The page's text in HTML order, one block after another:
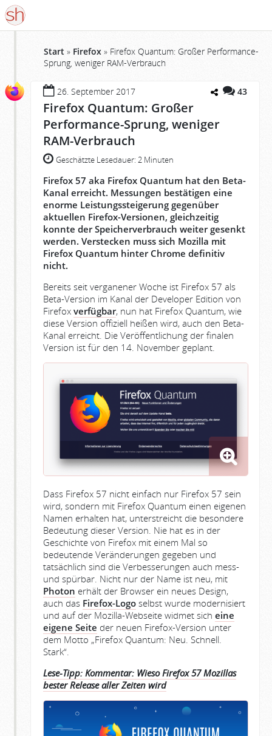
Start » Firefox » Firefox Quantum: Großer Performance-
Sprung, weniger RAM-Verbrauch
26. September 2017 43
Firefox Quantum: Großer
Performance-Sprung, weniger
RAM-Verbrauch
Geschätzte Lesedauer: 2 Minuten
Firefox 57 aka Firefox Quantum hat den Beta-
Kanal erreicht. Messungen bestätigen eine
enorme Leistungssteigerung gegenüber
aktuellen Firefox-Versionen, gleichzeitig
konnte der Speicherverbrauch weiter gesenkt
werden. Verstecken muss sich Mozilla mit
Firefox Quantum hinter Chrome definitiv
nicht.
Bereits seit verganener Woche ist Firefox 57 als
Beta-Version im Kanal der Developer Edition von
Firefox verfügbar, nun hat Firefox Quantum, wie
diese Version offiziell heißen wird, auch den Beta-
Kanal erreicht. Die Veröffentlichung der finalen
Version ist für den 14. November geplant.
Dass Firefox 57 nicht einfach nur Firefox 57 sein
wird, sondern mit Firefox Quantum einen eigenen
Namen erhalten hat, unterstreicht die besondere
Bedeutung dieser Version. Nie hat es in der
Geschichte von Firefox mit einem Mal so
bedeutende Veränderungen gegeben und
tatsächlich sind die Verbesserungen auch mess-
und spürbar. Nicht nur der Name ist neu, mit
Photon erhält der Browser ein neues Design,
auch das Firefox-Logo selbst wurde modernisiert
und auf der Mozilla-Webseite widmet sich eine
eigene Seite der neuen Firefox-Version unter
dem Motto „Firefox Quantum: Neu. Schnell.
Stark“.
Lese-Tipp: Kommentar: Wieso Firefox 57 Mozillas
bester Release aller Zeiten wird